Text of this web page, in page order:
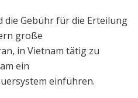
die Gebühr für die Erteilung
große
in Vietnam tätig zu
ein
einführen.